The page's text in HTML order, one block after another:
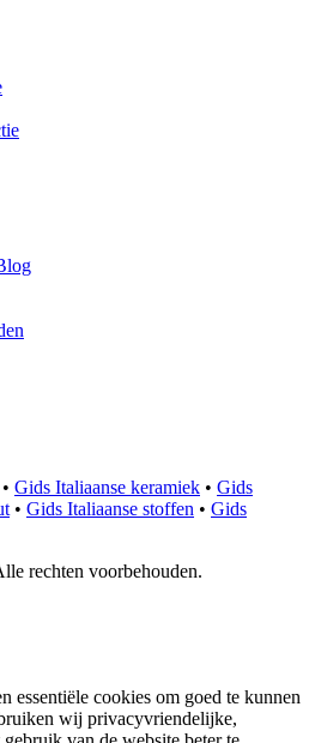
• Gids Italiaanse keramiek • Gids
• Gids Italiaanse stoffen • Gids
rechten voorbehouden.
essentiële cookies om goed te kunnen
wij privacyvriendelijke,